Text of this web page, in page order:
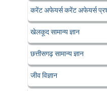
करेंट अफेयर्स करेंट अफेयर्स
खेलकूद सामान्य ज्ञान
छत्तीसगढ़ सामान्य ज्ञान
जीव विज्ञान